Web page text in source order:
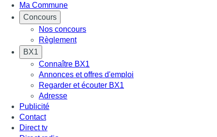
Ma Commune
Concours
Nos concours
Règlement
BX1
Connaître BX1
Annonces et offres d'emploi
Regarder et écouter BX1
Adresse
Publicité
Contact
Direct tv